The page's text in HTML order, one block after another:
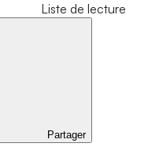
Liste de lecture
Partager